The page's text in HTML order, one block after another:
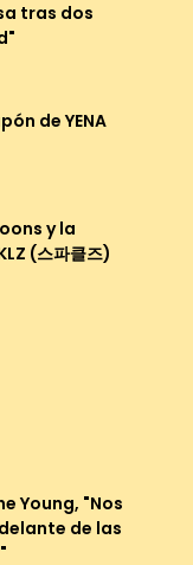
tras dos
de YENA
y la
(스파클즈)
Young, "Nos
de las